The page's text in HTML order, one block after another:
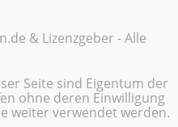
& Lizenzgeber - Alle
Seite sind Eigentum der
ohne deren Einwilligung
weiter verwendet werden.